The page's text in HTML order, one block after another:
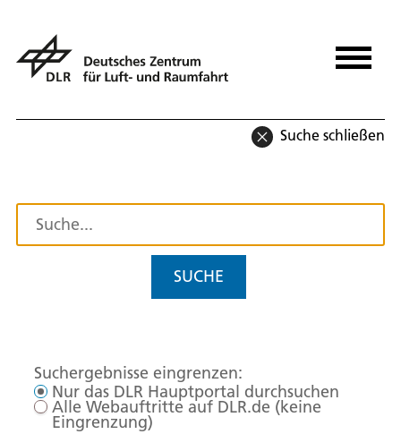
Suche schließen
SUCHE
Suchergebnisse eingrenzen:
Nur das DLR Hauptportal durchsuchen
Alle Webauftritte auf DLR.de (keine
Eingrenzung)